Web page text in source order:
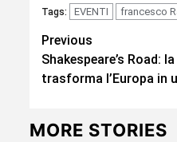
Tags: EVENTI francesco
Continue
Reading
Previous
Shakespeare’s Road:
trasforma l’Europa in
MORE STORIES